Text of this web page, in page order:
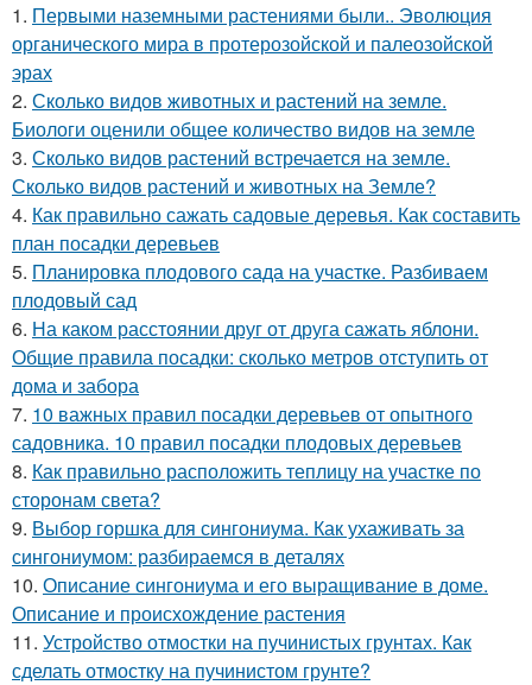
1. Первыми наземными растениями были.. Эволюция
органического мира в протерозойской и палеозойской
эрах
2. Сколько видов животных и растений на земле.
Биологи оценили общее количество видов на земле
3. Сколько видов растений встречается на земле.
Сколько видов растений и животных на Земле?
4. Как правильно сажать садовые деревья. Как составить
план посадки деревьев
5. Планировка плодового сада на участке. Разбиваем
плодовый сад
6. На каком расстоянии друг от друга сажать яблони.
Общие правила посадки: сколько метров отступить от
дома и забора
7. 10 важных правил посадки деревьев от опытного
садовника. 10 правил посадки плодовых деревьев
8. Как правильно расположить теплицу на участке по
сторонам света?
9. Выбор горшка для сингониума. Как ухаживать за
сингониумом: разбираемся в деталях
10. Описание сингониума и его выращивание в доме.
Описание и происхождение растения
11. Устройство отмостки на пучинистых грунтах. Как
сделать отмостку на пучинистом грунте?